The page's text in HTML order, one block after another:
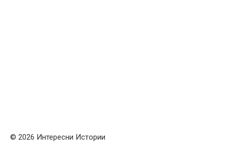
© 2026 Интересни Истории